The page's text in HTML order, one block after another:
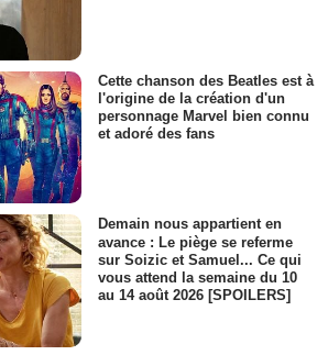
Cette chanson des Beatles est à
l'origine de la création d'un
personnage Marvel bien connu
et adoré des fans
Demain nous appartient en
avance : Le piège se referme
sur Soizic et Samuel... Ce qui
vous attend la semaine du 10
au 14 août 2026 [SPOILERS]